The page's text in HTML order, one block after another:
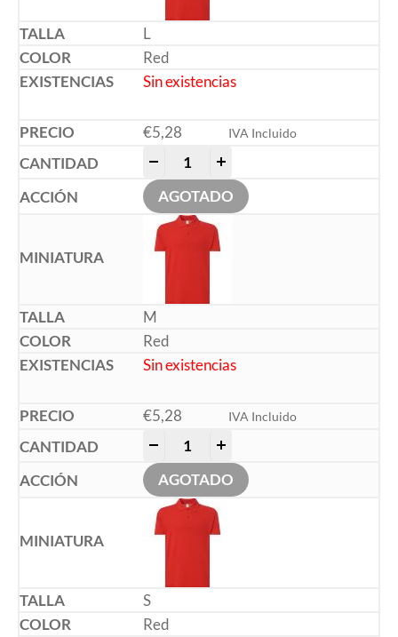
L
Red
Sin existencias
€5,28 IVA Incluido
AGOTADO
M
Red
Sin existencias
€5,28 IVA Incluido
AGOTADO
S
Red